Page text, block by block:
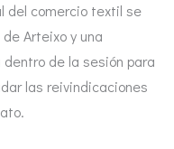
del comercio textil se
Arteixo y una
de la sesión para
las reivindicaciones